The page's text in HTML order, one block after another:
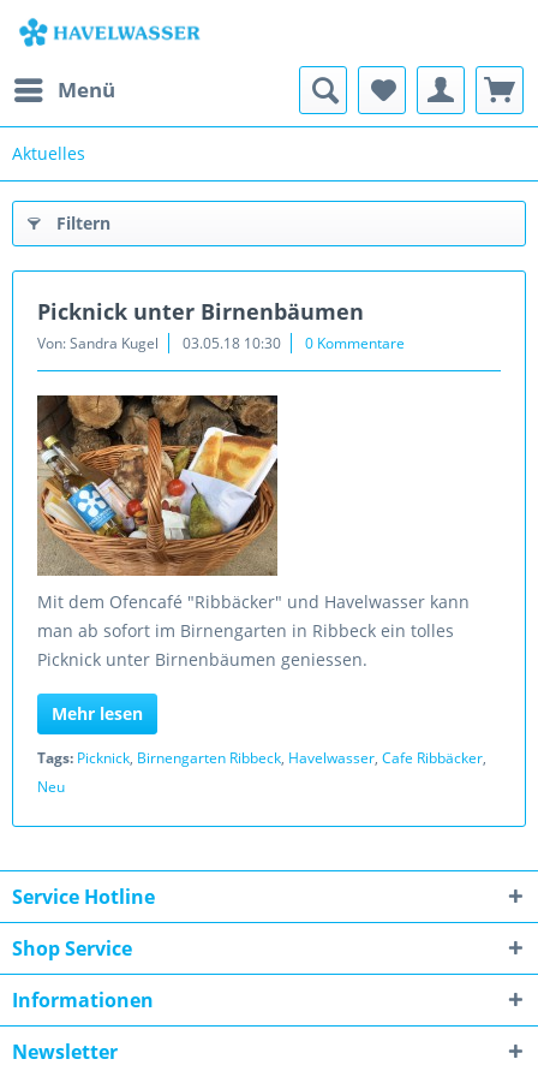
Menü
Aktuelles
Filtern
Picknick unter Birnenbäumen
Von: Sandra Kugel 03.05.18 10:30 0 Kommentare
Mit dem Ofencafé "Ribbäcker" und Havelwasser kann
man ab sofort im Birnengarten in Ribbeck ein tolles
Picknick unter Birnenbäumen geniessen.
Mehr lesen
Tags: Picknick, Birnengarten Ribbeck, Havelwasser, Cafe Ribbäcker,
Neu
Service Hotline
Shop Service
Informationen
Newsletter